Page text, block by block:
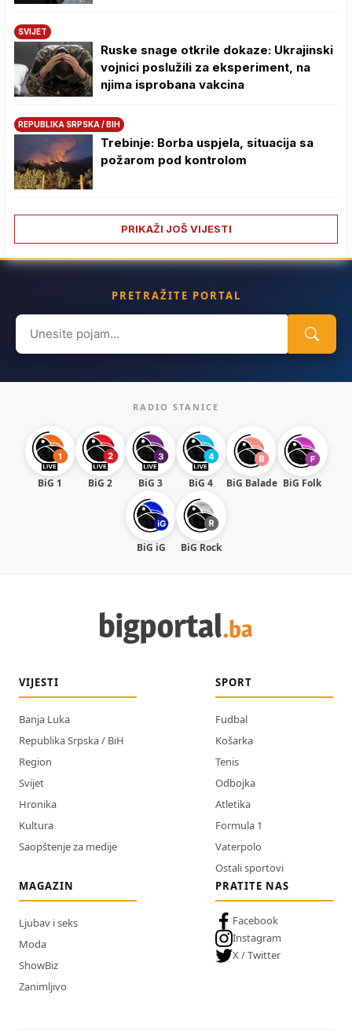
SVIJET
Ruske snage otkrile dokaze: Ukrajinski
vojnici poslužili za eksperiment, na
njima isprobana vakcina
REPUBLIKA SRPSKA / BIH
Trebinje: Borba uspjela, situacija sa
požarom pod kontrolom
PRIKAŽI JOŠ VIJESTI
PRETRAŽITE PORTAL
Search
for:
RADIO STANICE
BiG 1 BiG 2 BiG 3 BiG 4 BiG Balade BiG Folk
BiG iG BiG Rock
VIJESTI
Banja Luka
Republika Srpska / BiH
Region
Svijet
Hronika
Kultura
Saopštenje za medije
SPORT
Fudbal
Košarka
Tenis
Odbojka
Atletika
Formula 1
Vaterpolo
Ostali sportovi
MAGAZIN
Ljubav i seks
Moda
ShowBiz
Zanimljivo
PRATITE NAS
Facebook
Instagram
X / Twitter